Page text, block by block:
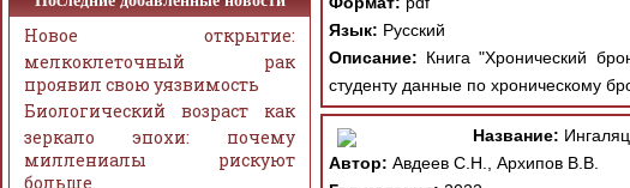
Язык: Русский
Описание: Книга "Хронический
студенту данные по хроническому
Название:
Автор: Авдеев С.Н., Архипов В.В.
Новое открытие:
мелкоклеточный рак
проявил свою уязвимость
Биологический возраст как
зеркало эпохи: почему
миллениалы рискуют
больше